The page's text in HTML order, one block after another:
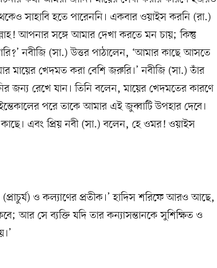
সাহাবি হতে পারেননি। একবার ওয়াইস করনি (রা.)
আপনার সঙ্গে আমার দেখা করতে মন চায়; কিন্তু
নবীজি (সা.) উত্তর পাঠালেন, ‘আমার কাছে আসতে
মায়ের খেদমত করা বেশি জরুরি।’ নবীজি (সা.) তাঁর
জন্য রেখে যান। তিনি বলেন, মায়ের খেদমতের কারণে
পরে তাকে আমার এই জুব্বাটি উপহার দেবে।
এবং প্রিয় নবী (সা.) বলেন, হে ওমর! ওয়াইস
ও কল্যাণের প্রতীক।’ হাদিস শরিফে আরও আছে,
আর সে ব্যক্তি যদি তার কন্যাসন্তানকে সুশিক্ষিত ও